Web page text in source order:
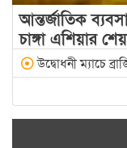
আন্তর্জাতিক
চাঙ্গা এশিয়ার
উদ্বোধনী ম্যাচে